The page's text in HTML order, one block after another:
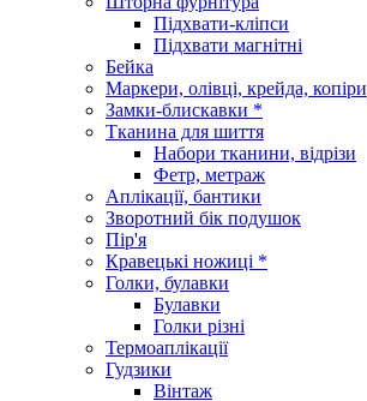
Підхвати-кліпси
Підхвати магнітні
Бейка
Маркери, олівці, крейда, копіри
Замки-блискавки *
Тканина для шиття
Набори тканини, відрізи
Фетр, метраж
Аплікації, бантики
Зворотний бік подушок
Пір'я
Кравецькі ножиці *
Голки, булавки
Булавки
Голки різні
Термоаплікації
Гудзики
Вінтаж